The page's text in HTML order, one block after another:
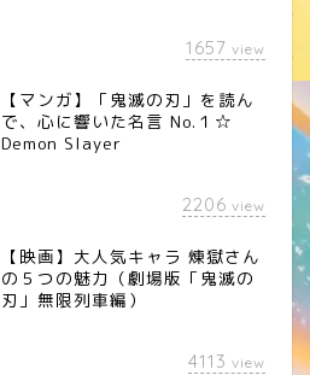
1657 view
【マンガ】「鬼滅の刃」を読ん
で、心に響いた名言 No.１☆
Demon Slayer
2206 view
【映画】大人気キャラ 煉󠄁獄さん
の５つの魅力（劇場版「鬼滅の
刃」無限列車編）
4113 view